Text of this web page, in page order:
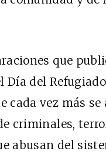
que
Día del
cada vez más se
criminales,
abusan del